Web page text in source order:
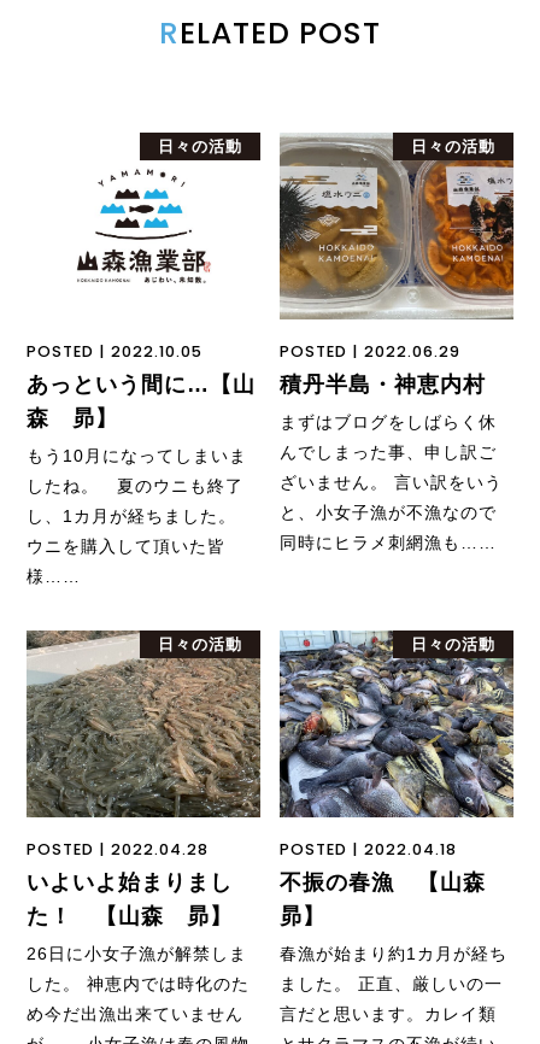
RELATED POST
日々の活動
POSTED | 2022.10.05
あっという間に…【山
森 昴】
もう10月になってしまいま
したね。 夏のウニも終了
し、1カ月が経ちました。
ウニを購入して頂いた皆
様……
日々の活動
POSTED | 2022.06.29
積丹半島・神恵内村
まずはブログをしばらく休
んでしまった事、申し訳ご
ざいません。 言い訳をいう
と、小女子漁が不漁なので
同時にヒラメ刺網漁も……
日々の活動
POSTED | 2022.04.28
いよいよ始まりまし
た！ 【山森 昴】
26日に小女子漁が解禁しま
した。 神恵内では時化のた
め今だ出漁出来ていません
日々の活動
POSTED | 2022.04.18
不振の春漁 【山森
昴】
春漁が始まり約1カ月が経ち
ました。 正直、厳しいの一
言だと思います。カレイ類